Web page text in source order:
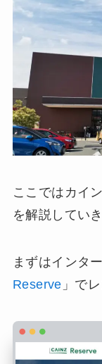
ここではカイ
を解説していき
まずはインタ
Reserve 」で